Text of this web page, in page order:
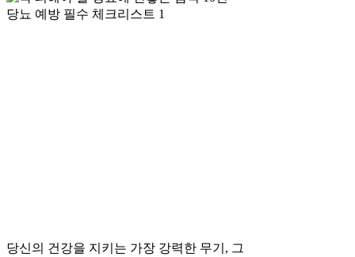
당신의 건강을 지키는 가장 강력한 무기, 그